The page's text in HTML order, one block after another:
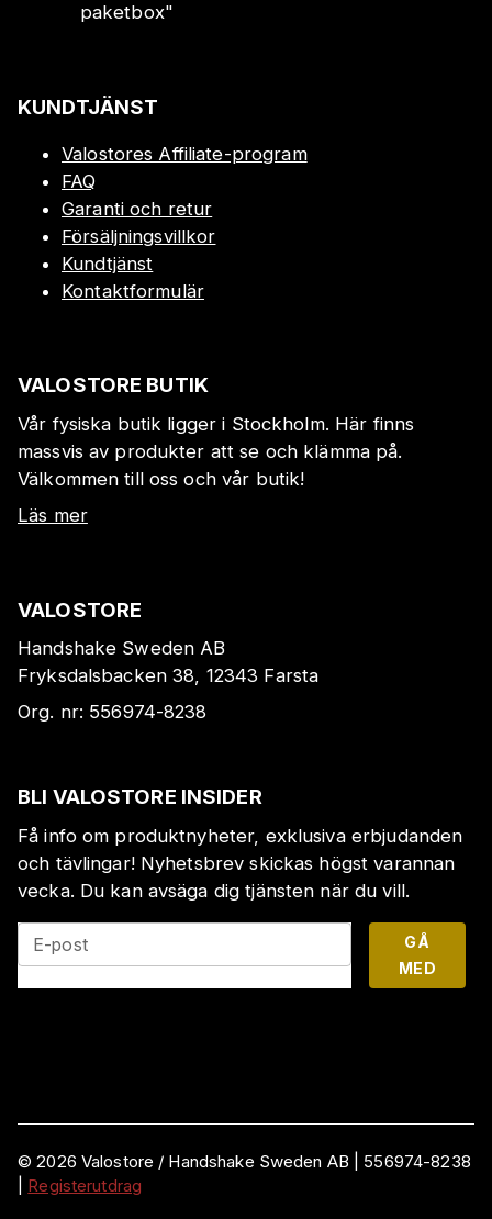
paketbox"
KUNDTJÄNST
Valostores Affiliate-program
FAQ
Garanti och retur
Försäljningsvillkor
Kundtjänst
Kontaktformulär
VALOSTORE BUTIK
Vår fysiska butik ligger i Stockholm. Här finns
massvis av produkter att se och klämma på.
Välkommen till oss och vår butik!
Läs mer
VALOSTORE
Handshake Sweden AB
Fryksdalsbacken 38, 12343 Farsta
Org. nr: 556974-8238
BLI VALOSTORE INSIDER
Få info om produktnyheter, exklusiva erbjudanden
och tävlingar! Nyhetsbrev skickas högst varannan
vecka. Du kan avsäga dig tjänsten när du vill.
E-post
GÅ
MED
©2026 Valostore / Handshake Sweden AB
556974-8238
Registerutdrag